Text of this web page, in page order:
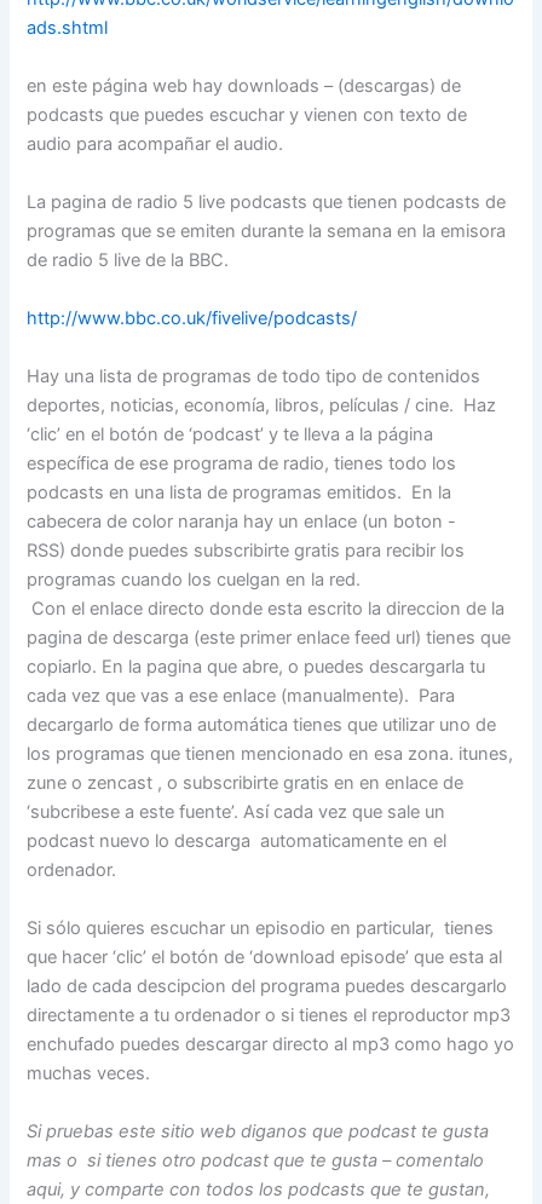
ads.shtml
en este página web hay downloads – (descargas) de
podcasts que puedes escuchar y vienen con texto de
audio para acompañar el audio.
La pagina de radio 5 live podcasts que tienen podcasts de
programas que se emiten durante la semana en la emisora
de radio 5 live de la BBC.
http://www.bbc.co.uk/fivelive/podcasts/
Hay una lista de programas de todo tipo de contenidos
deportes, noticias, economía, libros, películas / cine. Haz
‘clic’ en el botón de ‘podcast’ y te lleva a la página
específica de ese programa de radio, tienes todo los
podcasts en una lista de programas emitidos. En la
cabecera de color naranja hay un enlace (un boton -
RSS) donde puedes subscribirte gratis para recibir los
programas cuando los cuelgan en la red.
Con el enlace directo donde esta escrito la direccion de la
pagina de descarga (este primer enlace feed url) tienes que
copiarlo. En la pagina que abre, o puedes descargarla tu
cada vez que vas a ese enlace (manualmente). Para
decargarlo de forma automática tienes que utilizar uno de
los programas que tienen mencionado en esa zona. itunes,
zune o zencast , o subscribirte gratis en en enlace de
‘subcribese a este fuente’. Así cada vez que sale un
podcast nuevo lo descarga automaticamente en el
ordenador.
Si sólo quieres escuchar un episodio en particular, tienes
que hacer ‘clic’ el botón de ‘download episode’ que esta al
lado de cada descipcion del programa puedes descargarlo
directamente a tu ordenador o si tienes el reproductor mp3
enchufado puedes descargar directo al mp3 como hago yo
muchas veces.
Si pruebas este sitio web diganos que podcast te gusta
mas o si tienes otro podcast que te gusta – comentalo
aqui, y comparte con todos los podcasts que te gustan,